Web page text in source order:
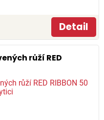
Detail
růží RED